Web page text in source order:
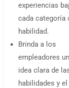
experiencias
cada categoría
habilidad.
Brinda a los
empleadores
idea clara de
habilidades y el